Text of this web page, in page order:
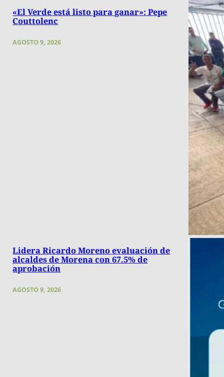
«El Verde está listo para ganar»: Pepe
Couttolenc
AGOSTO 9, 2026
Lidera Ricardo Moreno evaluación de
alcaldes de Morena con 67.5% de
aprobación
AGOSTO 9, 2026